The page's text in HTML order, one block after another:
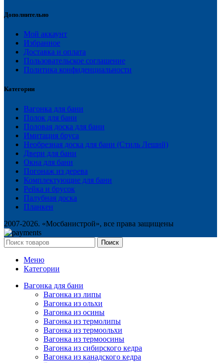
Дополнительно
Мой аккаунт
Избранное
Доставка и оплата
Пользовательское соглашение
Политика конфиденциальности
Категории
Вагонка для бани
Полок для бани
Половая доска для бани
Имитация бруса
Необрезная доска для бани (Стиль Леший)
Двери для бани
Окна для бани
Погонаж из дерева
Комплектующие для бани
Рейка и брусок
Палубная доска
Планкен
2007-2026. «Мосбанистрой», все права защищены
Поиск
Меню
Категории
Вагонка для бани
Вагонка из липы
Вагонка из ольхи
Вагонка из осины
Вагонка из термолипы
Вагонка из термоольхи
Вагонка из термоосины
Вагонка из сибирского кедра
Вагонка из канадского кедра